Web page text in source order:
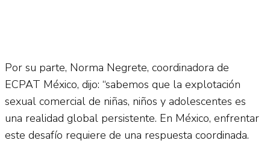
Por su parte, Norma Negrete, coordinadora de
ECPAT México, dijo: “sabemos que la explotación
sexual comercial de niñas, niños y adolescentes es
una realidad global persistente. En México, enfrentar
este desafío requiere de una respuesta coordinada.